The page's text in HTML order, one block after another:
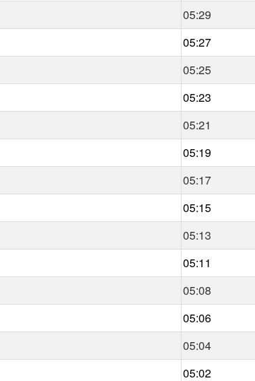
05:29
05:27
05:25
05:23
05:21
05:19
05:17
05:15
05:13
05:11
05:08
05:06
05:04
05:02